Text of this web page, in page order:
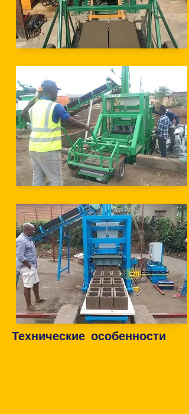
Технические особенности